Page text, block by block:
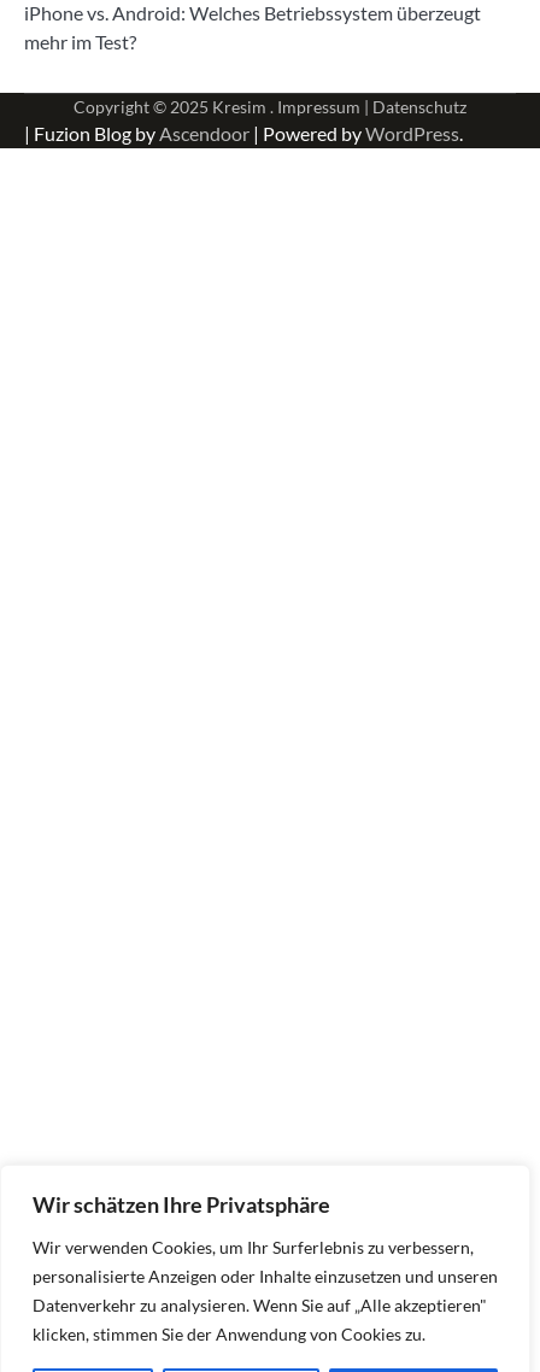
Wir schätzen Ihre Privatsphäre
Wir verwenden Cookies, um Ihr Surferlebnis zu verbessern,
personalisierte Anzeigen oder Inhalte einzusetzen und unseren
Datenverkehr zu analysieren. Wenn Sie auf „Alle akzeptieren"
klicken, stimmen Sie der Anwendung von Cookies zu.
iPhone vs. Android: Welches Betriebssystem überzeugt
mehr im Test?
Copyright © 2025 Kresim . Impressum | Datenschutz
| Fuzion Blog byAscendoor | Powered byWordPress.